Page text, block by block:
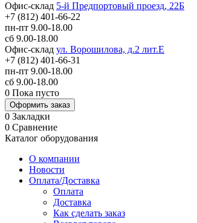
Офис-склад 5-й Предпортовый проезд, 22Б
+7 (812) 401-66-22
пн-пт 9.00-18.00
сб 9.00-18.00
Офис-склад ул. Ворошилова, д.2 лит.Е
+7 (812) 401-66-31
пн-пт 9.00-18.00
сб 9.00-18.00
0 Пока пусто
Оформить заказ
0 Закладки
0 Сравнение
Каталог оборудования
О компании
Новости
Оплата/Доставка
Оплата
Доставка
Как сделать заказ